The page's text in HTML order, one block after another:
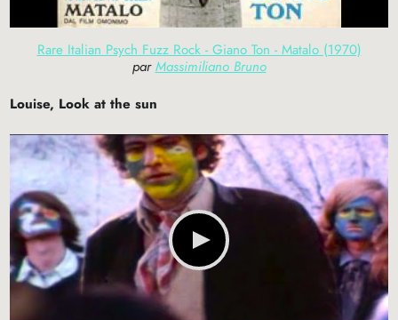
Rare Italian Psych Fuzz Rock - Giano Ton - Matalo (1970)
parMassimiliano Bruno
Louise, Look at the sun